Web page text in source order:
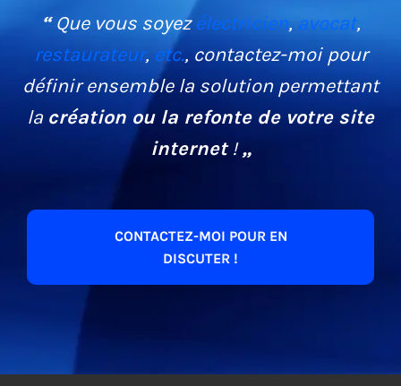
“Que vous soyezélectricien, avocat,
restaurateur, etc., contactez-moi pour
définir ensemble la solution permettant
la création ou la refonte de votre site
internet!„
CONTACTEZ-MOI POUR EN
DISCUTER !